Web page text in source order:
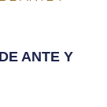
ANTE Y